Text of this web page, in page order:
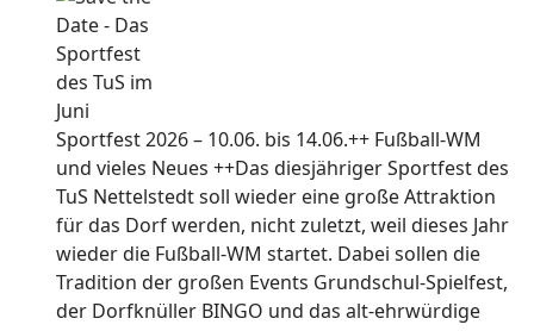
Sportfest 2026 – 10.06. bis 14.06.++ Fußball-WM
und vieles Neues ++Das diesjähriger Sportfest des
TuS Nettelstedt soll wieder eine große Attraktion
für das Dorf werden, nicht zuletzt, weil dieses Jahr
wieder die Fußball-WM startet. Dabei sollen die
Tradition der großen Events Grundschul-Spielfest,
der Dorfknüller BINGO und das alt-ehrwürdige